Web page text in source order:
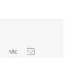
Pinterest
Vk Email: